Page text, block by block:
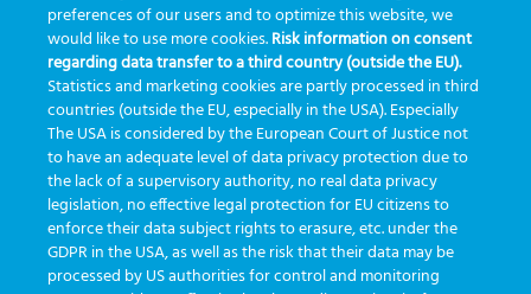
GreinerBioOne greinerbioonebr HL7 IA informação
inovação ISO15189 laboratório novas tecnologias PALC
preanalitica processo de coleta produtividade
Pré-analítica qualidade rastreabilidade RDC
rotina laboratorial saúde tecnologia tomada de decisão
Transformação Transformação Digital tubos usabilidade
VACUETTE®
preferences of our users and to optimize this website, we
would like to use more cookies.Risk information on consent
regarding data transfer to a third country (outside the EU).
Statistics and marketing cookies are partly processed in third
countries (outside the EU, especially in the USA). Especially
The USA is considered by the European Court of Justice not
to have an adequate level of data privacy protection due to
the lack of a supervisory authority, no real data privacy
legislation, no effective legal protection for EU citizens to
enforce their data subject rights to erasure, etc. under the
GDPR in the USA, as well as the risk that their data may be
processed by US authorities for control and monitoring